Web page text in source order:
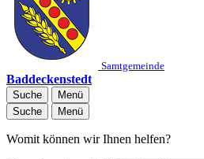
Samtgemeinde
Baddeckenstedt
Suche
Menü
Suche
Menü
Womit können wir Ihnen helfen?